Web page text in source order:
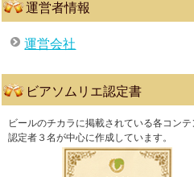
運営者情報
運営会社
ビアソムリエ認定書
ビールのチカラに掲載されている各コン
認定者３名が中心に作成しています。